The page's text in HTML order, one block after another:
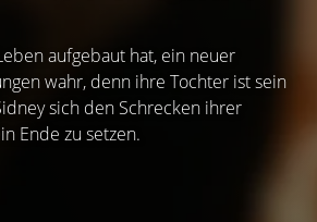
aufgebaut hat, ein neuer
wahr, denn ihre Tochter ist sein
sich den Schrecken ihrer
Ende zu setzen.